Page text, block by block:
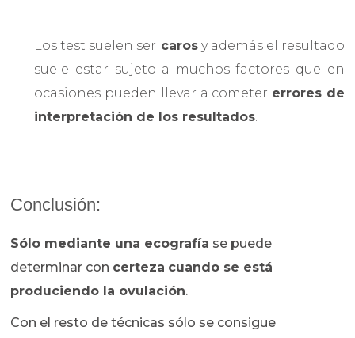
Los test suelen ser carosy además el resultado
suele estar sujeto a muchos factores que en
ocasiones pueden llevar a cometer errores de
interpretación de los resultados.
Conclusión:
Sólo mediante una ecografía se puede
determinar con certeza cuando se está
produciendo la ovulación.
Con el resto de técnicas sólo se consigue